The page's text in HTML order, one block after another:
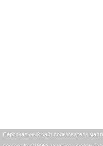
Персональный сайт пользователя